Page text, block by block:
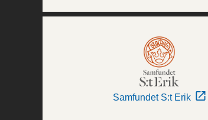
Samfundet S:t Erik